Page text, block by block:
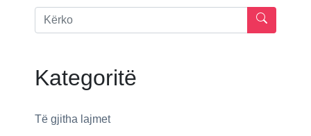
Kategoritë
Të gjitha lajmet